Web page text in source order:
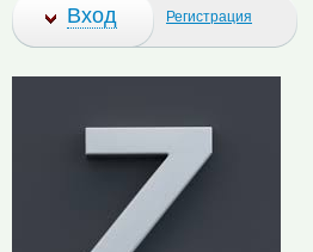
Вход Регистрация